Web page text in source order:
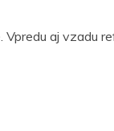
aj vzadu